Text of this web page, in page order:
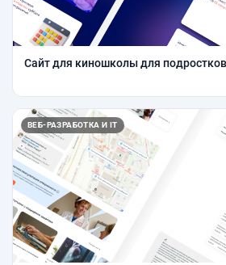
Сайт для киношколы для
ВЕБ-РАЗРАБОТКА И IT